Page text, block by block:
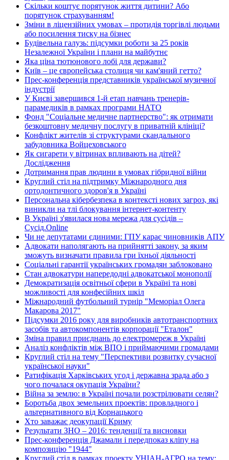
Скільки коштує порятунок життя дитини? Або
порятунок страхуванням!
Зміни в ліцензійних умовах – протидія торгівлі людьми
або посилення тиску на бізнес
Будівельна галузь: підсумки роботи за 25 років
Незалежної України і плани на майбутнє
Яка ціна тютюнового лобі для держави?
Київ – це європейська столиця чи кам'яний гетто?
Прес-конференція представників української музичної
індустрії
У Києві завершився 1-й етап навчань тренерів-
парамедиків в рамках програми НАТО
Фонд "Соціальне медичне партнерство": як отримати
безкоштовну медичну послугу в приватній клініці?
Конфлікт жителів зі структурами скандального
забудовника Войцеховського
Як сигарети у вітринах впливають на дітей?
Дослідження
Дотримання прав людини в умовах гібридної війни
Круглий стіл на підтримку Міжнародного дня
ортодонтичного здоров'я в Україні
Персональна кібербезпека в контексті нових загроз, які
виникли на тлі блокування інтернет-контенту
В Україні з'явилася нова мережа для сусідів –
Сусід.Online
Чи не депутатами єдиними: ГПУ карає чиновників АПУ
Адвокати наполягають на прийнятті закону, за яким
зможуть визначати правила гри їхньої діяльності
Соціальні гарантії українських громадян заблоковано
Стан адвокатури напередодні адвокатської монополії
Демократизація освітньої сфери в Україні та нові
можливості для конфесійних шкіл
Міжнародний футбольний турнір "Меморіал Олега
Макарова 2017"
Підсумки 2016 року для виробників автотранспортних
засобів та автокомпонентів корпорації "Еталон"
Зміна правил приєднань до електромереж в Україні
Аналіз конфліктів між ВПО і приймаючими громадами
Круглий стіл на тему "Перспективи розвитку сучасної
української науки"
Ратифікація Харківських угод і державна зрада або з
чого почалася окупація України?
Війна за землю: в Україні почали розстрілювати селян?
Боротьба двох земельних проектів: провладного і
альтернативного від Корнацького
Хто заважає деокупації Криму
Результати ЗНО – 2016: тенденції та висновки
Прес-конференція Джамали і передпоказ кліпу на
композицію "1944"
Круглий стіл в рамках проекту УНІАН-АГРО на тему: